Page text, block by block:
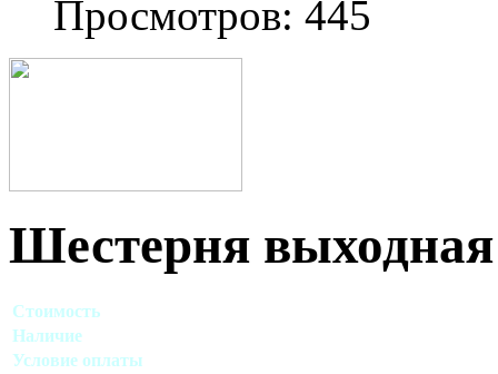
Просмотров: 445
Шестерня
Стоимость
Наличие
Условие оплаты